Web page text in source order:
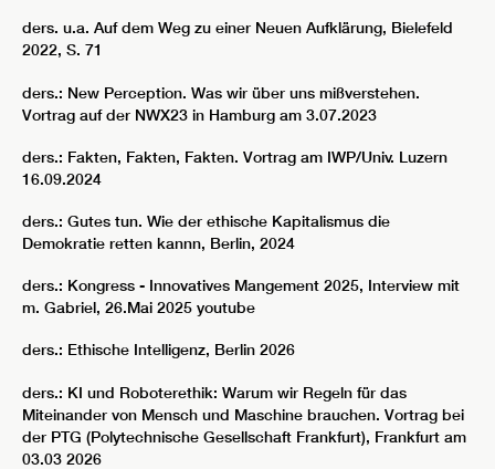
ders. u.a. Auf dem Weg zu einer Neuen Aufklärung, Bielefeld
2022, S. 71
ders.: New Perception. Was wir über uns mißverstehen.
Vortrag auf der NWX23 in Hamburg am 3.07.2023
ders.: Fakten, Fakten, Fakten. Vortrag am IWP/Univ. Luzern
16.09.2024
ders.: Gutes tun. Wie der ethische Kapitalismus die
Demokratie retten kannn, Berlin, 2024
ders.: Kongress - Innovatives Mangement 2025, Interview mit
m. Gabriel, 26.Mai 2025 youtube
ders.: Ethische Intelligenz, Berlin 2026
ders.: KI und Roboterethik: Warum wir Regeln für das
Miteinander von Mensch und Maschine brauchen. Vortrag bei
der PTG (Polytechnische Gesellschaft Frankfurt), Frankfurt am
03.03 2026